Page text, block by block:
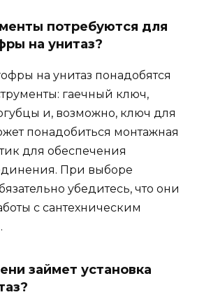
потребуются для
на унитаз?
на унитаз понадобятся
гаечный ключ,
и, возможно, ключ для
понадобиться монтажная
для обеспечения
При выборе
убедитесь, что они
с сантехническим
займет установка